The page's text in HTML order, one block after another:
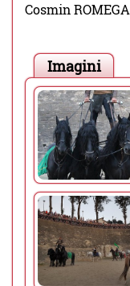
Cosmin ROMEGA
Imagini